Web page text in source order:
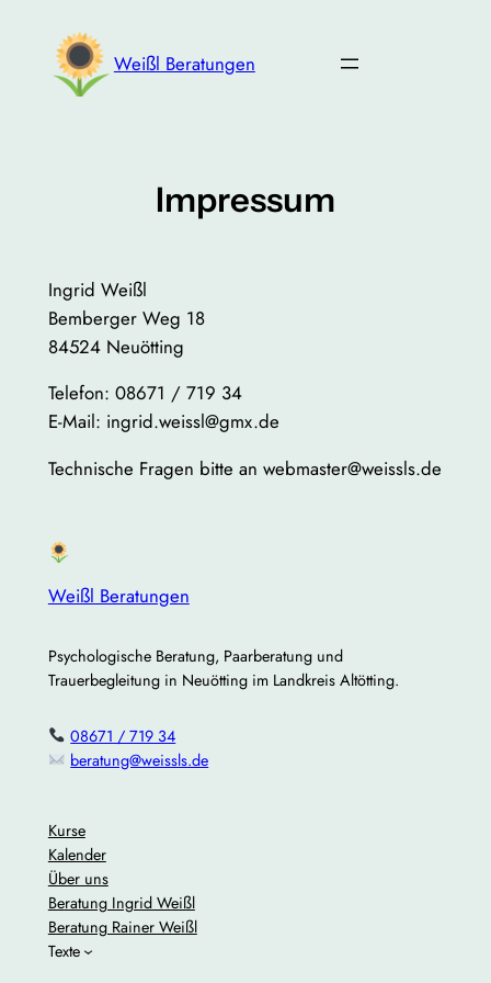
springen
Weißl Beratungen
Impressum
Ingrid Weißl
Bemberger Weg 18
84524 Neuötting
Telefon: 08671 / 719 34
E-Mail: ingrid.weissl@gmx.de
Technische Fragen bitte an webmaster@weissls.de
Weißl Beratungen
Psychologische Beratung, Paarberatung und
Trauerbegleitung in Neuötting im Landkreis Altötting.
08671 / 719 34
beratung@weissls.de
Kurse
Kalender
Über uns
Beratung Ingrid Weißl
Beratung Rainer Weißl
Texte